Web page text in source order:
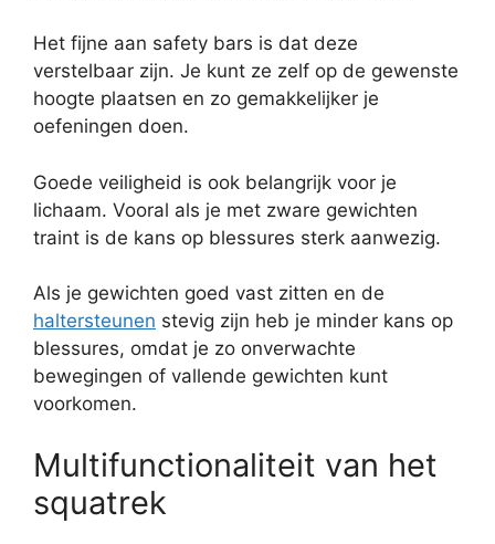
Het fijne aan safety bars is dat deze
verstelbaar zijn. Je kunt ze zelf op de gewenste
hoogte plaatsen en zo gemakkelijker je
oefeningen doen.
Goede veiligheid is ook belangrijk voor je
lichaam. Vooral als je met zware gewichten
traint is de kans op blessures sterk aanwezig.
Als je gewichten goed vast zitten en de
haltersteunen stevig zijn heb je minder kans op
blessures, omdat je zo onverwachte
bewegingen of vallende gewichten kunt
voorkomen.
Multifunctionaliteit van het
squatrek